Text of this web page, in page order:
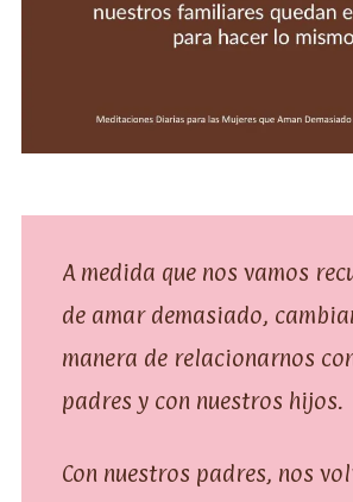
A medida que nos vamos
de amar demasiado,
manera de relacionarnos
padres y con nuestros hijos.
Con nuestros padres, nos